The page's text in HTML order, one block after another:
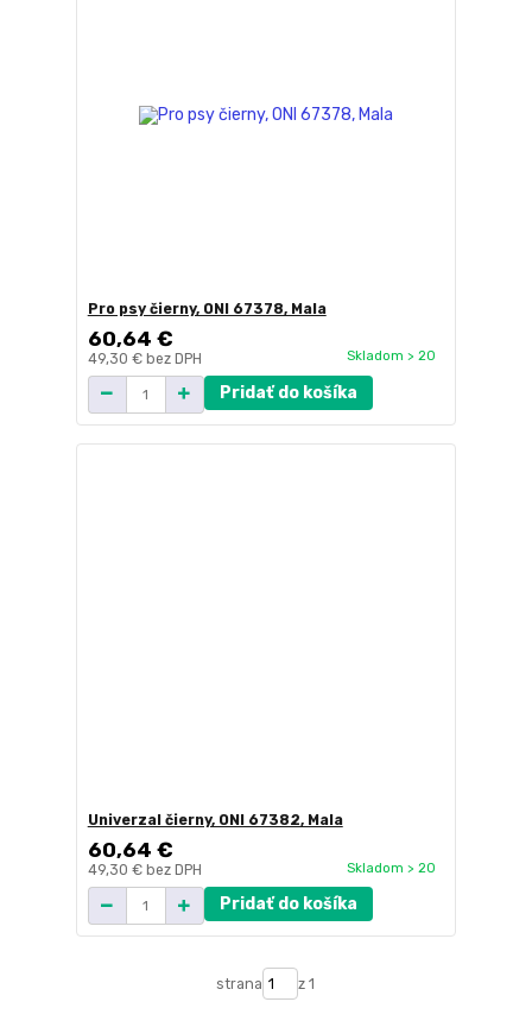
Pro psy čierny, ONI 67378, Mala
60,64 €
49,30 € bez DPH Skladom > 20
Pridať do košíka
Univerzal čierny, ONI 67382, Mala
60,64 €
49,30 € bez DPH Skladom > 20
Pridať do košíka
strana z 1